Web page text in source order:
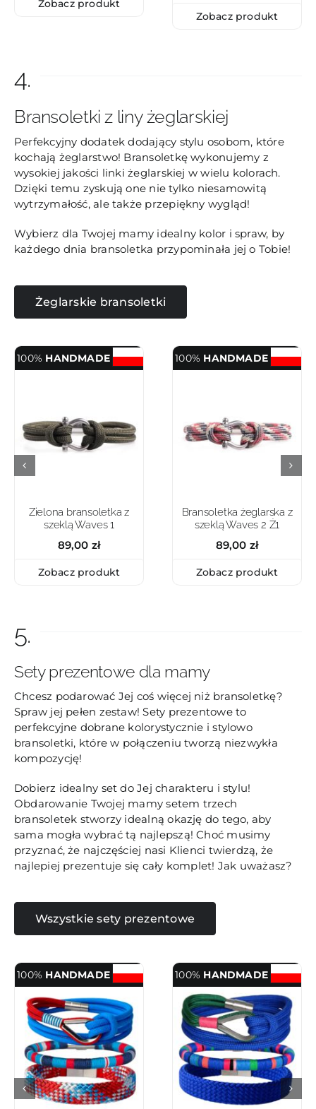
Zobacz produkt
Zobacz produkt
4.
Bransoletki z liny żeglarskiej
Perfekcyjny dodatek dodający stylu osobom, które
kochają żeglarstwo! Bransoletkę wykonujemy z
wysokiej jakości linki żeglarskiej w wielu kolorach.
Dzięki temu zyskują one nie tylko niesamowitą
wytrzymałość, ale także przepiękny wygląd!
Wybierz dla Twojej mamy idealny kolor i spraw, by
każdego dnia bransoletka przypominała jej o Tobie!
Żeglarskie bransoletki
100% HANDMADE
Zielona bransoletka z
szeklą Waves 1
89,00 zł
Zobacz produkt
100% HANDMADE
Bransoletka żeglarska z
szeklą Waves 2 Ż1
89,00 zł
Zobacz produkt
5.
Sety prezentowe dla mamy
Chcesz podarować Jej coś więcej niż bransoletkę?
Spraw jej pełen zestaw! Sety prezentowe to
perfekcyjne dobrane kolorystycznie i stylowo
bransoletki, które w połączeniu tworzą niezwykła
kompozycję!
Dobierz idealny set do Jej charakteru i stylu!
Obdarowanie Twojej mamy setem trzech
bransoletek stworzy idealną okazję do tego, aby
sama mogła wybrać tą najlepszą! Choć musimy
przyznać, że najczęściej nasi Klienci twierdzą, że
najlepiej prezentuje się cały komplet! Jak uważasz?
Wszystkie sety prezentowe
100% HANDMADE 100% HANDMADE